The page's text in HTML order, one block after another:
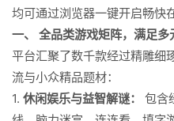
均可通过浏览器一键开启畅快
一、 全品类游戏矩阵，满足多
平台汇聚了数千款经过精雕细
流与小众精品题材：
1. 休闲娱乐与益智解谜：
包含